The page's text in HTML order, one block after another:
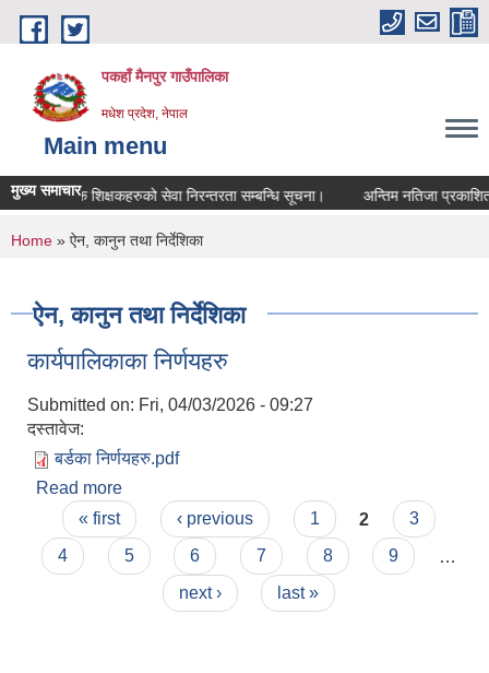
Skip to main content
पकहाँ मैनपुर गाउँपालिका
मधेश प्रदेश, नेपाल
Main menu
मुख्य समाचार
/ स्वयंसेवक शिक्षकहरुको सेवा निरन्तरता सम्बन्धि सूचना। अन्तिम नतिजा प्रकाशित
You are here
Home » ऐन, कानुन तथा निर्देशिका
ऐन, कानुन तथा निर्देशिका
कार्यपालिकाका निर्णयहरु
Submitted on: Fri, 04/03/2026 - 09:27
दस्तावेज:
बर्डका निर्णयहरु.pdf
Read more
Pages
« first ‹ previous 1 2
3
4
5 6 7 8 9
next ›
last »